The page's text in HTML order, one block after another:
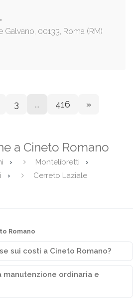
Galvano, 00133, Roma (RM)
3 ... 416 »
a Cineto Romano
Montelibretti
Cerreto Laziale
Romano
sui costi a Cineto Romano?
manutenzione ordinaria e